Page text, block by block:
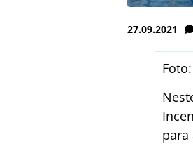
27.09.2021
para